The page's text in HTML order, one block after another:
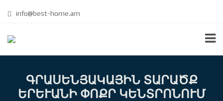
info@best-home.am
ԳՐԱՍԵՆՅԱԿԱՅԻՆ ՏԱՐԱԾՔ
ԵՐԵՒԱՆԻ ՓՈՔՐ ԿԵՆՏՐՈՆՈՒՄ